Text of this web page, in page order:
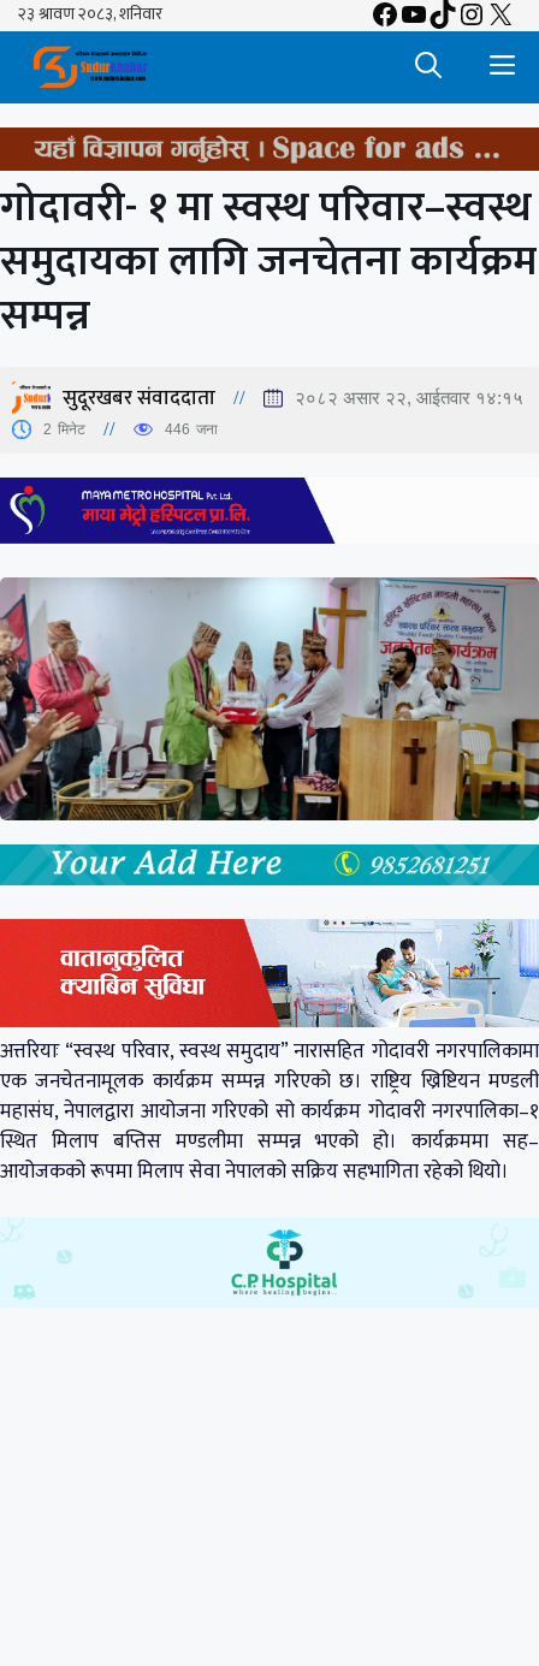
Skip
content
Facebook
YouTube
TikTok
X
गोदावरी- १ मा स्वस्थ परिवार–स्वस्थ
समुदायका लागि जनचेतना कार्यक्रम
सम्पन्न
सुदूरखबर संवाददाता २०८२ असार २२, आईतवार १४:१५
2 मिनेट 446 जना
अत्तरियाः “स्वस्थ परिवार, स्वस्थ समुदाय” नारासहित गोदावरी नगरपालिकामा
एक जनचेतनामूलक कार्यक्रम सम्पन्न गरिएको छ। राष्ट्रिय ख्रिष्टियन मण्डली
महासंघ, नेपालद्वारा आयोजना गरिएको सो कार्यक्रम गोदावरी नगरपालिका–१
स्थित मिलाप बप्तिस मण्डलीमा सम्पन्न भएको हो। कार्यक्रममा सह–
आयोजकको रूपमा मिलाप सेवा नेपालको सक्रिय सहभागिता रहेको थियो।